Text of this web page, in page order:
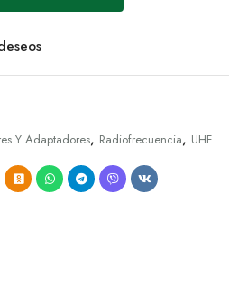
Y Adaptadores, Radiofrecuencia, UHF